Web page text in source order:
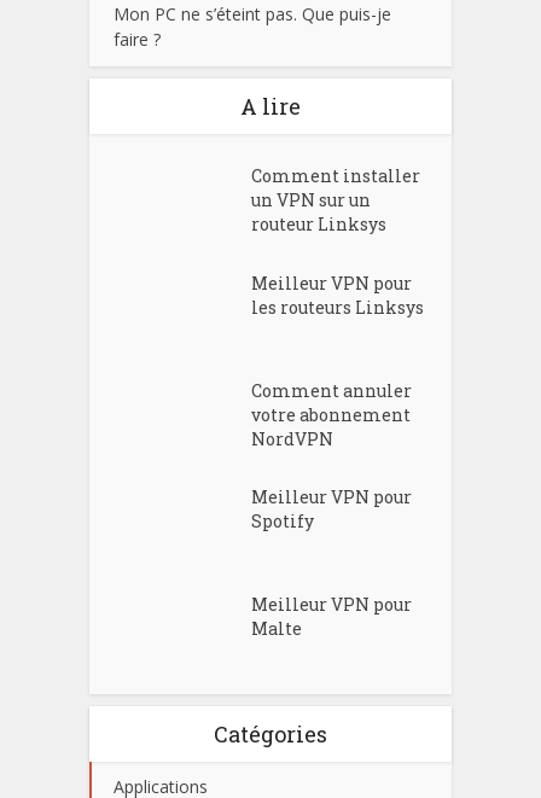
Mon PC ne s’éteint pas. Que puis-je
faire ?
A lire
Comment installer
un VPN sur un
routeur Linksys
Meilleur VPN pour
les routeurs Linksys
Comment annuler
votre abonnement
NordVPN
Meilleur VPN pour
Spotify
Meilleur VPN pour
Malte
Catégories
Applications